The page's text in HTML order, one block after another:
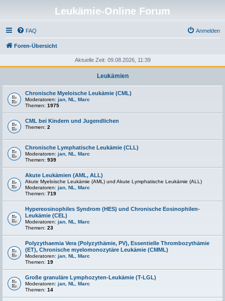
Leukämie-Online Forum
FAQ Anmelden
Foren-Übersicht
Aktuelle Zeit: 09.08.2026, 11:39
Leukämien
Chronische Myeloische Leukämie (CML)
Moderatoren: jan NL
Marc
Themen: 1975
CML bei Kindern und Jugendlichen
Themen: 2
Chronische Lymphatische Leukämie (CLL)
Moderatoren: jan NL
Marc
Themen: 939
Akute Leukämien (AML, ALL)
Akute Myeloische Leukämie (AML) und Akute Lymphatische Leukämie (ALL)
Moderatoren: jan NL
Marc
Themen: 719
Hypereosinophiles Syndrom (HES) und Chronische Eosinophilen-
Leukämie (CEL)
Moderatoren: jan NL
Marc
Themen: 23
Polyzythaemia Vera (Polyzythämie, PV), Essentielle Thrombozythämie
(ET), Chronische myelomonozytäre Leukämie (CMML)
Moderatoren: jan NL
Marc
Themen: 19
Große granuläre Lymphozyten-Leukämie (T-LGL)
Moderatoren: jan NL
Marc
Themen: 14